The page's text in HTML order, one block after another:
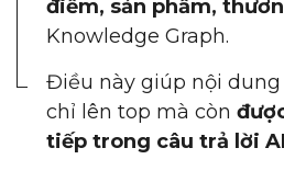
điểm, sản phẩm,
Knowledge Graph.
Điều này giúp nội
chỉ lên top mà còn
tiếp trong câu trả lời AI